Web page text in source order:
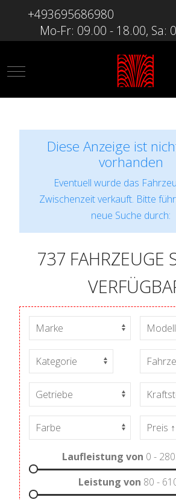
+493695686980
Mo-Fr: 09.00 - 18.00, Sa:
Mobile Menu Toggle
Diese Anzeige ist
vorhanden
Eventuell wurde das
Zwischenzeit verkauft. Bitte
neue Suche durch:
737 FAHRZEUGE
Laufleistung von 0 -
Leistung von 80 -